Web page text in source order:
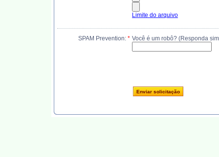
Limite do arquivo
SPAM Prevention: * Você é um robô? (Responda